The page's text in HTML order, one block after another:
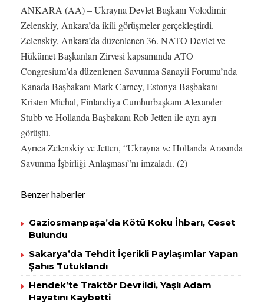
ANKARA (AA) – Ukrayna Devlet Başkanı Volodimir
Zelenskiy, Ankara’da ikili görüşmeler gerçekleştirdi.
Zelenskiy, Ankara’da düzenlenen 36.⁠ ⁠NATO Devlet ve
Hükümet Başkanları Zirvesi kapsamında ATO
Congresium’da düzenlenen Savunma Sanayii Forumu’nda
Kanada Başbakanı Mark Carney, Estonya Başbakanı
Kristen Michal, Finlandiya Cumhurbaşkanı Alexander
Stubb ve Hollanda Başbakanı Rob Jetten ile ayrı ayrı
görüştü.
Ayrıca Zelenskiy ve Jetten, “Ukrayna ve Hollanda Arasında
Savunma İşbirliği Anlaşması”nı imzaladı. (2)
Benzer haberler
Gaziosmanpaşa’da Kötü Koku İhbarı, Ceset
Bulundu
Sakarya’da Tehdit İçerikli Paylaşımlar Yapan
Şahıs Tutuklandı
Hendek’te Traktör Devrildi, Yaşlı Adam
Hayatını Kaybetti